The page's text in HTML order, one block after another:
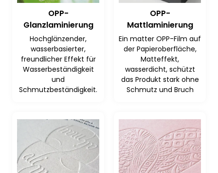
OPP-
Glanzlaminierung
Hochglänzender,
wasserbasierter,
freundlicher Effekt für
Wasserbeständigkeit
und
Schmutzbeständigkeit.
OPP-
Mattlaminierung
Ein matter OPP-Film auf
der Papieroberfläche,
Matteffekt,
wasserdicht, schützt
das Produkt stark ohne
Schmutz und Bruch